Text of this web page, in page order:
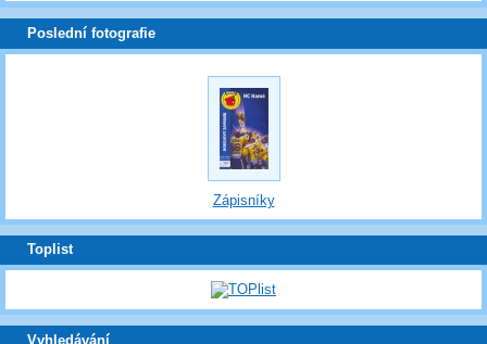
Poslední fotografie
Zápisníky
Toplist
Vyhledávání